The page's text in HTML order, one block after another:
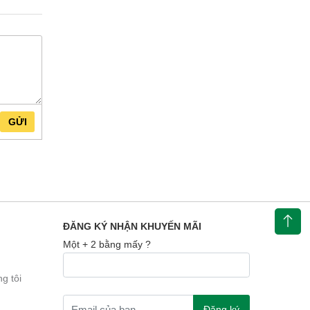
GỬI
tôi
ĐĂNG KÝ NHẬN KHUYẾN MÃI
Một + 2 bằng mấy ?